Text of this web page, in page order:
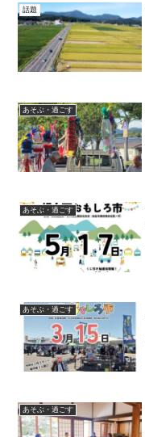
話題
あそぶ・過ごす
あそぶ・過ごす
あそぶ・過ごす
あそぶ・過ごす